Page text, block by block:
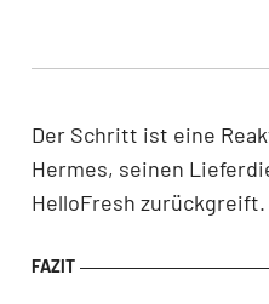
Der Schritt ist eine
Hermes, seinen
HelloFresh zurückgreift.